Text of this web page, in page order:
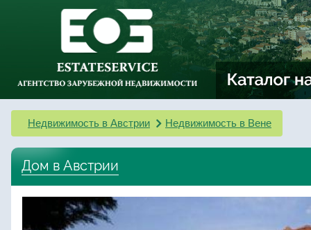
Недвижимость в Австрии Недвижимость в Вене
Дом в Австрии